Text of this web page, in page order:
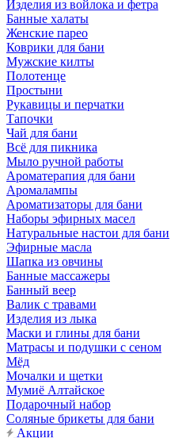
Изделия из войлока и фетра
Банные халаты
Женские парео
Коврики для бани
Мужские килты
Полотенце
Простыни
Рукавицы и перчатки
Тапочки
Чай для бани
Всё для пикника
Мыло ручной работы
Ароматерапия для бани
Аромалампы
Ароматизаторы для бани
Наборы эфирных масел
Натуральные настои для бани
Эфирные масла
Шапка из овчины
Банные массажеры
Банный веер
Валик с травами
Изделия из лыка
Маски и глины для бани
Матрасы и подушки с сеном
Мёд
Мочалки и щетки
Мумиё Алтайское
Подарочный набор
Соляные брикеты для бани
Акции